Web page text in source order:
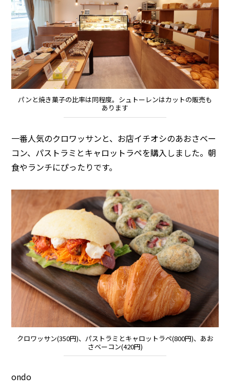
パンと焼き菓子の比率は同程度。シュトーレンはカットの販売も
あります
一番人気のクロワッサンと、お店イチオシのあおさベー
コン、パストラミとキャロットラペを購入しました。朝
食やランチにぴったりです。
クロワッサン(350円)、パストラミとキャロットラペ(800円)、あお
さベーコン(420円)
ondo